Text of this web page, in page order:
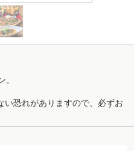
い恐れがありますので、必ずお